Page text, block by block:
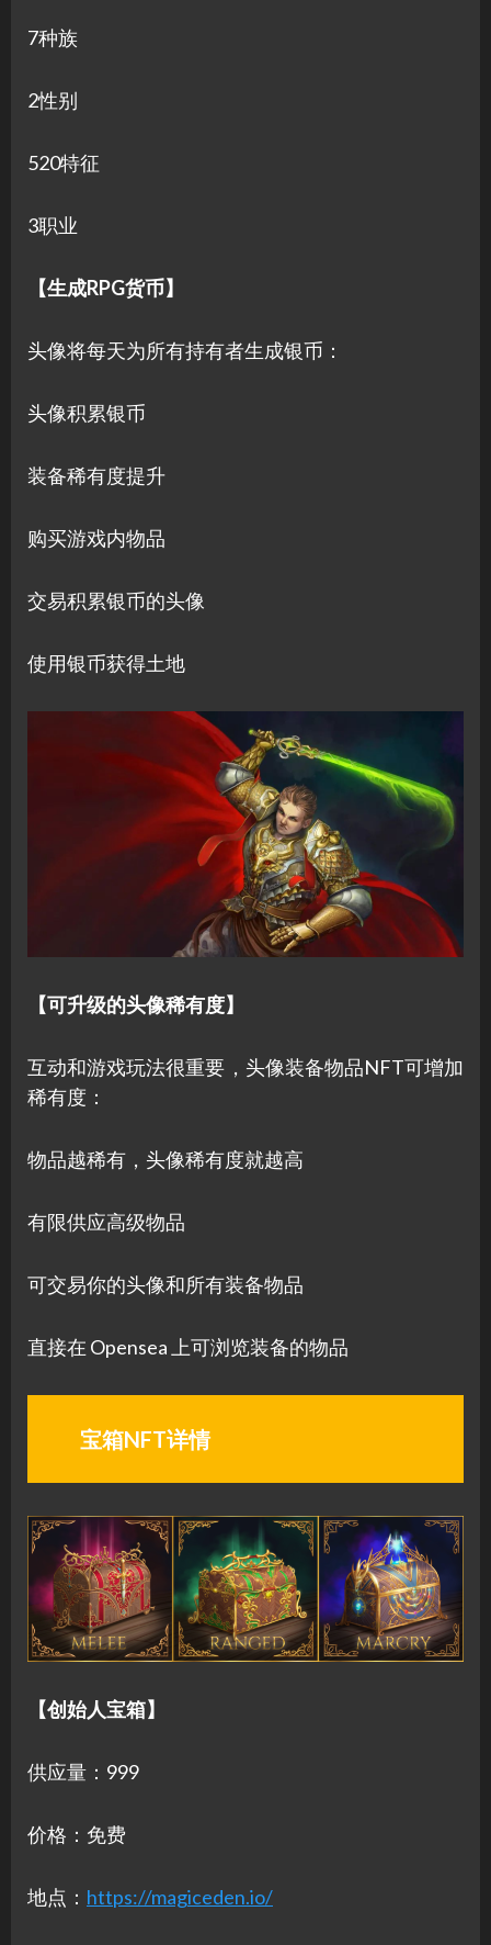
7种族
2性别
520特征
3职业
【生成RPG货币】
头像将每天为所有持有者生成银币：
头像积累银币
装备稀有度提升
购买游戏内物品
交易积累银币的头像
使用银币获得土地
【可升级的头像稀有度】
互动和游戏玩法很重要，头像装备物品NFT可增加
稀有度：
物品越稀有，头像稀有度就越高
有限供应高级物品
可交易你的头像和所有装备物品
直接在 Opensea 上可浏览装备的物品
宝箱NFT详情
【创始人宝箱】
供应量：999
价格：免费
地点： https://magiceden.io/